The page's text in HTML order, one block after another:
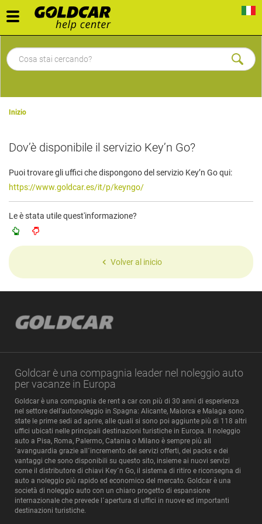
Toggle
navigation
Inizio
Dov’è disponibile il servizio Key’n Go?
Puoi trovare gli uffici che dispongono del servizio Key’n Go qui:
https://www.goldcar.es/it/p/keyngo/
Le è stata utile quest'informazione?
Volver al inicio
Goldcar è una compagnia leader nel noleggio auto
per vacanze in Europa
Goldcar è una compagnia de rent a car con più di 30 anni di esperienza
nel settore dell’autonoleggio in Spagna: Alicante, Maiorca e Malaga sono
state le prime sedi ad aprire, alle quali si sono poi aggiunte più di 118 altri
uffici ubicati nelle principali destinazioni turistiche in Europa. Il noleggio
auto a Pisa, Roma, Palermo, Catania o Milano è sempre più all
´avanguardia grazie all´incremento dei servizi offerti, dei packs e dei
vantaggi che sono disponibili su questo sito, insieme ai nuovi servizi
come il distributore di chiavi Key´n Go, il sistema di ritiro e riconsegna di
auto a noleggio più rapido ed economico del mercato. Goldcar è una
società di noleggio auto con un chiaro progetto di espansione
internazionale che prevede l´apertura di uffici in nuove ed importanti
destinazioni turistiche.